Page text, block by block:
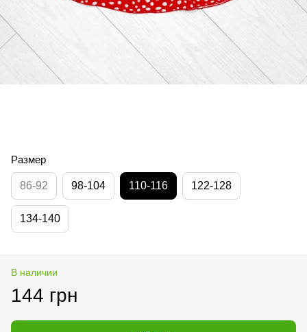
Размер
86-92 98-104 110-116 122-128
134-140
В наличии
144 грн